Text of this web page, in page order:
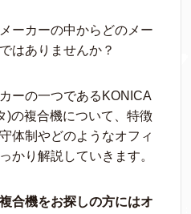
ーカーの中からどのメー
はありませんか？
ーの一つであるKONICA
)の複合機について、特徴
体制やどのようなオフィ
かり解説していきます。
合機をお探しの方にはオ